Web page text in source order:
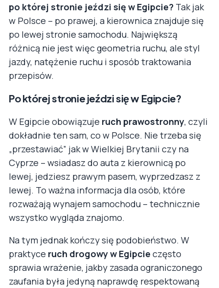
po której stronie jeździ się w Egipcie? Tak jak
w Polsce – po prawej, a kierownica znajduje się
po lewej stronie samochodu. Największą
różnicą nie jest więc geometria ruchu, ale styl
jazdy, natężenie ruchu i sposób traktowania
przepisów.
Po której stronie jeździ się w Egipcie?
W Egipcie obowiązuje ruch prawostronny, czyli
dokładnie ten sam, co w Polsce. Nie trzeba się
„przestawiać” jak w Wielkiej Brytanii czy na
Cyprze – wsiadasz do auta z kierownicą po
lewej, jedziesz prawym pasem, wyprzedzasz z
lewej. To ważna informacja dla osób, które
rozważają wynajem samochodu – technicznie
wszystko wygląda znajomo.
Na tym jednak kończy się podobieństwo. W
praktyce ruch drogowy w Egipcie często
sprawia wrażenie, jakby zasada ograniczonego
zaufania była jedyną naprawdę respektowaną